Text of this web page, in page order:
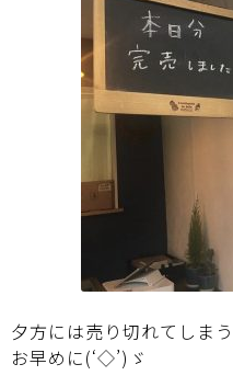
夕方には売り切れてしま
お早めに(‘◇’)ゞ